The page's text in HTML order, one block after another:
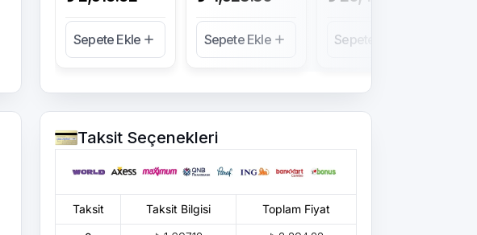
Sepete Ekle Sepete Ekle Sepete Ekle
Taksit Seçenekleri
Taksit Taksit Bilgisi Toplam Fiyat